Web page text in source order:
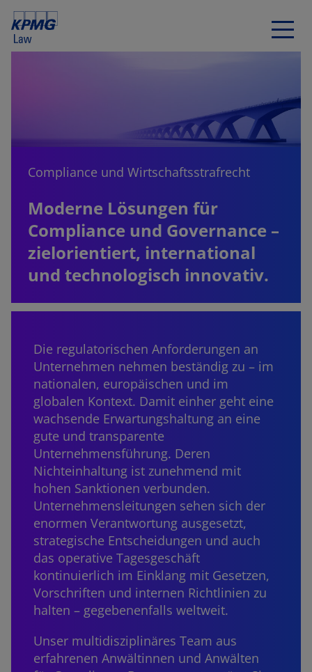
Compliance und Wirtschaftsstrafrecht
Moderne Lösungen für
Compliance und Governance –
zielorientiert, international
und technologisch innovativ.
Die regulatorischen Anforderungen an
Unternehmen nehmen beständig zu – im
nationalen, europäischen und im
globalen Kontext. Damit einher geht eine
wachsende Erwartungshaltung an eine
gute und transparente
Unternehmensführung. Deren
Nichteinhaltung ist zunehmend mit
hohen Sanktionen verbunden.
Unternehmensleitungen sehen sich der
enormen Verantwortung ausgesetzt,
strategische Entscheidungen und auch
das operative Tagesgeschäft
kontinuierlich im Einklang mit Gesetzen,
Vorschriften und internen Richtlinien zu
halten – gegebenenfalls weltweit.
Unser multidisziplinäres Team aus
erfahrenen Anwältinnen und Anwälten